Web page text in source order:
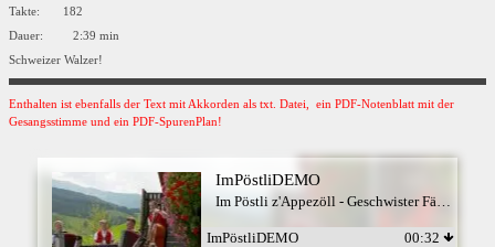
Takte: 182
Dauer: 2:39 min
Schweizer Walzer!
Enthalten ist ebenfalls der Text mit Akkorden als txt. Datei, ein PDF-Notenblatt mit der
Gesangsstimme und ein PDF-SpurenPlan!
ImPöstliDEMO
ImPöstliDEMO 00:32